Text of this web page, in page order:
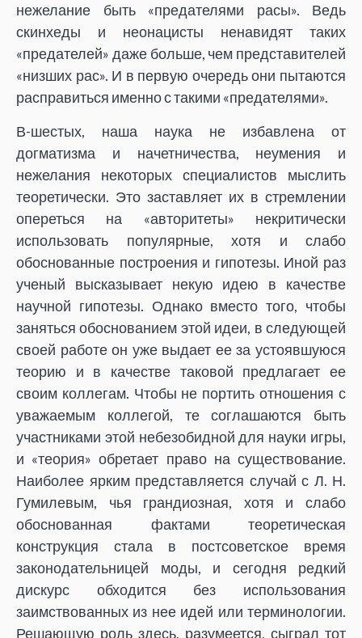
нежелание быть «предателями расы». Ведь
скинхеды и неонацисты ненавидят таких
«предателей» даже больше, чем представителей
«низших рас». И в первую очередь они пытаются
расправиться именно с такими «предателями».
В-шестых, наша наука не избавлена от
догматизма и начетничества, неумения и
нежелания некоторых специалистов мыслить
теоретически. Это заставляет их в стремлении
опереться на «авторитеты» некритически
использовать популярные, хотя и слабо
обоснованные построения и гипотезы. Иной раз
ученый высказывает некую идею в качестве
научной гипотезы. Однако вместо того, чтобы
заняться обоснованием этой идеи, в следующей
своей работе он уже выдает ее за устоявшуюся
теорию и в качестве таковой предлагает ее
своим коллегам. Чтобы не портить отношения с
уважаемым коллегой, те соглашаются быть
участниками этой небезобидной для науки игры,
и «теория» обретает право на существование.
Наиболее ярким представляется случай с Л. Н.
Гумилевым, чья грандиозная, хотя и слабо
обоснованная фактами теоретическая
конструкция стала в постсоветское время
законодательницей моды, и сегодня редкий
дискурс обходится без использования
заимствованных из нее идей или терминологии.
Решающую роль здесь, разумеется, сыграл тот